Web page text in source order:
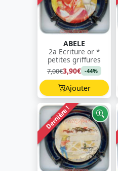
ABELE
2a Ecriture or *
petites griffures
7,00€3,90€ -44%
Ajouter
Dernière !